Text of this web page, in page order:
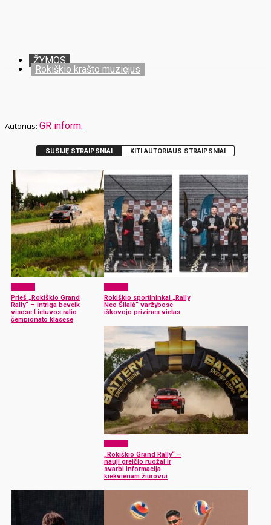
ŽYMOS
Rokiškio krašto muziejus
GR inform.
SUSIJĘ STRAIPSNIAI KITI AUTORIAUS STRAIPSNIAI
Prieš „Rokiškio Grand
Rally“ – intriga beveik
visose Lietuvos ralio
čempionato klasėse
Rokiškio sportininkai „Rally
Neo Šilalė“ varžybose
iškovojo prizines vietas
„Rokiškio Grand Rally“ –
nauji greičio ruožai ir
svarbi informacija
kiekvienam žiūrovui